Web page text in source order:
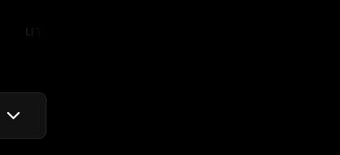
นารา เทพนุภา